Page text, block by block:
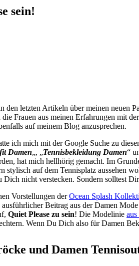
sein!
den letzten Artikeln über meinen neuen
Frauen aus meinen Erfahrungen mit
auf meinem Blog anzusprechen.
ich mich mit der Google Suche zu
Damen„, „Tennisbekleidung Damen“
hat mich hellhörig gemacht. Im
stylisch auf dem Tennisplatz aussehen
Dich nicht verstecken. Sondern solltest
Vorstellungen derOcean Splash
Beitrag aus der Damen
Quiet Please zu sein! Die Modelinie
Wenn Du Dich also für Damen
und Damen